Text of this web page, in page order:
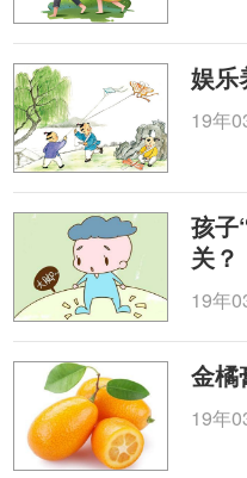
专科在国内最早开展同
累了大量的临床经验，
全国前列，治愈率、有
水平。
医院始终坚持医疗
绕解决军事医学、临床
研究。获得了一批高等
成了一批重点实验室，
验室、国家生物医学检
子生物学重点实验室、
验室以及国家药品临床
家“863”、“973”、国家
市等科研课题100余项
军队科技进步及医疗成
娱乐
19年
孩子
关？
19年
金橘
19年